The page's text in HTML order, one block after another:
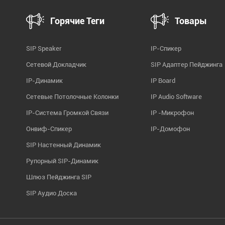
Горячие Теги
SIP Speaker
Сетевой Докладчик
IP-Динамик
Сетевые Потолочные Колонки
IP-Система Громкой Связи
Онвиф-Спикер
SIP Настенный Динамик
Рупорный SIP-Динамик
Шлюз Пейджинга SIP
SIP Аудио Доска
Товары
IP-Спикер
SIP Адаптер Пейджинга
IP Board
IP Audio Software
IP -микрофон
IP-Домофон